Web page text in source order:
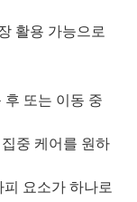
활용 가능으로
또는 이동 중
중 케어를 원하
피 요소가 하나로